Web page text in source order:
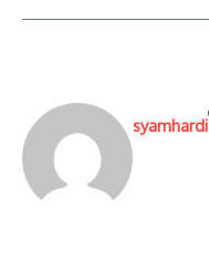
syamhardi